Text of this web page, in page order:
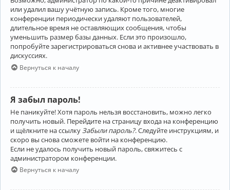
или удалил вашу учётную запись. Кроме того, многие
конференции периодически удаляют пользователей,
длительное время не оставляющих сообщения, чтобы
уменьшить размер базы данных. Если это произошло,
попробуйте зарегистрироваться снова и активнее участвовать в
дискуссиях.
Вернуться к началу
Я забыл пароль!
Не паникуйте! Хотя пароль нельзя восстановить, можно легко
получить новый. Перейдите на страницу входа на конференцию
и щёлкните на ссылку Забыли пароль?. Следуйте инструкциям, и
скоро вы снова сможете войти на конференцию.
Если не удалось получить новый пароль, свяжитесь с
администратором конференции.
Вернуться к началу